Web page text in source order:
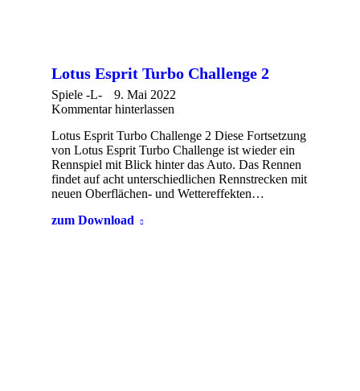
Lotus Esprit Turbo Challenge 2
Spiele -L-
9. Mai 2022
Kommentar hinterlassen
Lotus Esprit Turbo Challenge 2 Diese Fortsetzung
von Lotus Esprit Turbo Challenge ist wieder ein
Rennspiel mit Blick hinter das Auto. Das Rennen
findet auf acht unterschiedlichen Rennstrecken mit
neuen Oberflächen- und Wettereffekten…
zum Download